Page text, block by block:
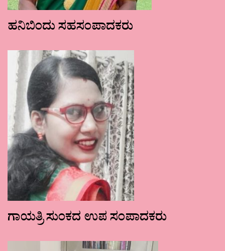
ಹನಿಬಿಂದು ಸಹಸಂಪಾದಕರು
ಗಾಯತ್ರಿ ಸುಂಕದ ಉಪ ಸಂಪಾದಕರು